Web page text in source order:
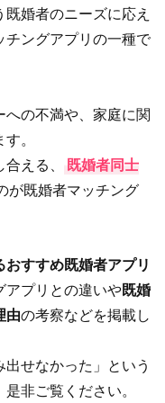
婚者のニーズに応え
チングアプリの一種で
の不満や、家庭に関
。
える、
既婚者同士
が既婚者マッチング
すすめ既婚者アプリ
アプリとの違いや既婚
由の考察などを掲載し
出せなかった」という
非ご覧ください。